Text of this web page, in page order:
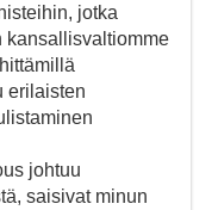
jotka
kansallisvaltiomme
erilaisten
johtuu
saisivat minun